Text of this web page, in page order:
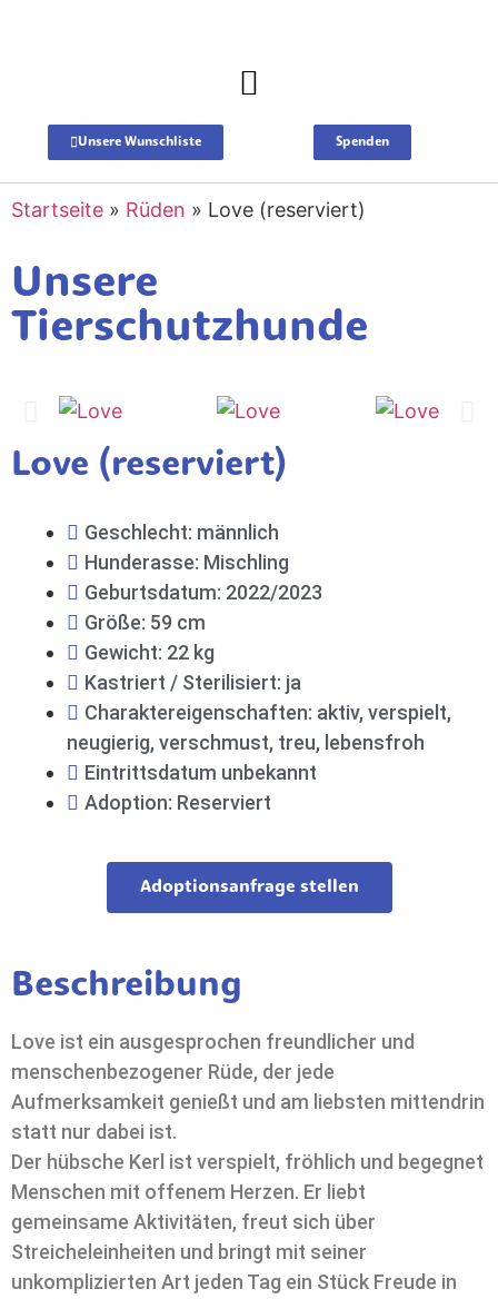
Unsere Wunschliste Spenden
Startseite » Rüden » Love (reserviert)
Unsere
Tierschutzhunde
Love (reserviert)
Geschlecht: männlich
Hunderasse: Mischling
Geburtsdatum: 2022/2023
Größe: 59 cm
Gewicht: 22 kg
Kastriert / Sterilisiert: ja
Charaktereigenschaften: aktiv, verspielt,
neugierig, verschmust, treu, lebensfroh
Eintrittsdatum unbekannt
Adoption: Reserviert
Adoptionsanfrage stellen
Beschreibung
Love ist ein ausgesprochen freundlicher und
menschenbezogener Rüde, der jede
Aufmerksamkeit genießt und am liebsten mittendrin
statt nur dabei ist.
Der hübsche Kerl ist verspielt, fröhlich und begegnet
Menschen mit offenem Herzen. Er liebt
gemeinsame Aktivitäten, freut sich über
Streicheleinheiten und bringt mit seiner
unkomplizierten Art jeden Tag ein Stück Freude in